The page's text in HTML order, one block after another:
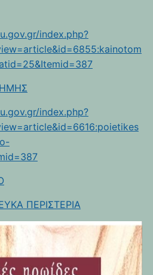
index.php?
index.php?
ΠΕΡΙΣΤΕΡΙΑ